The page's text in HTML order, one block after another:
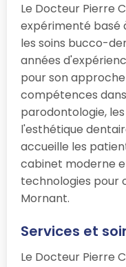
Le Docteur Pierre
expérimenté basé
les soins bucco-
années
pour son
compétences
parodontologie,
l'esthétique
accueille les
cabinet moderne
technologies pour
Mornant.
Services et
Le Docteur Pierre